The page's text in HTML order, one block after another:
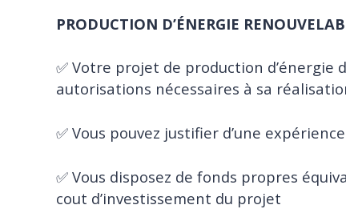
PRODUCTION D’ÉNERGIE
✅ Votre projet de production d’énergie
autorisations nécessaires à sa
✅ Vous pouvez justifier d’une
✅ Vous disposez de fonds propres
cout d’investissement du projet